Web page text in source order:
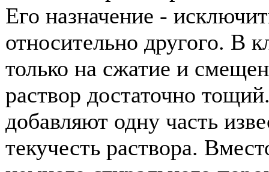
Его назначение -
относительно другого. В
только на сжатие и
раствор достаточно
добавляют одну часть
текучесть раствора.